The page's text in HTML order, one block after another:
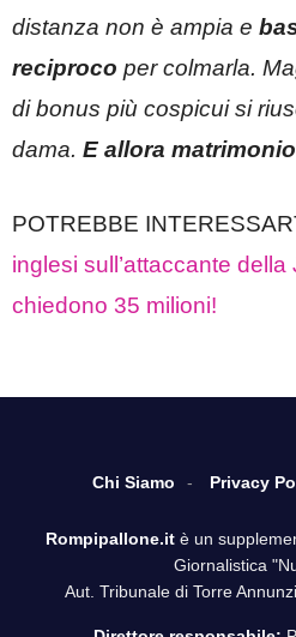
distanza non è ampia e
reciproco per colmarla.
di bonus più cospicui si
dama. E allora
POTREBBE
inglesi sull’attaccante
chiedono 35 milioni!
Chi Siamo Privacy
Rompipallone.it è un
Giornalistica
Aut. Tribunale di Torre